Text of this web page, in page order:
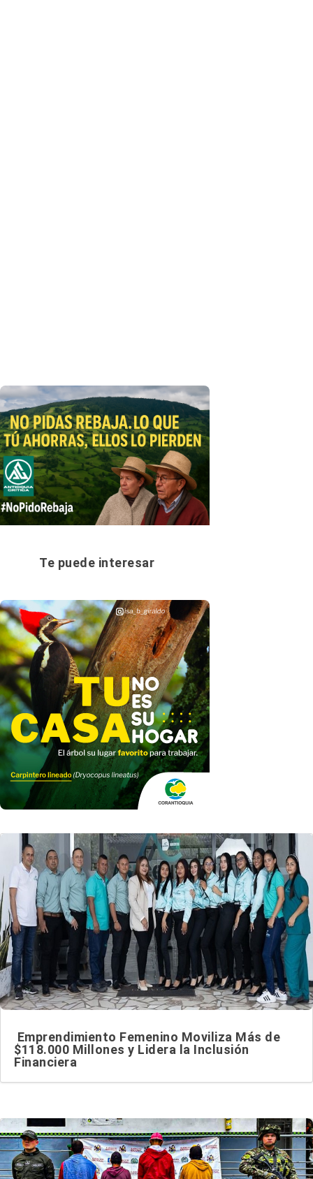
Te puede interesar
Emprendimiento Femenino Moviliza Más de
$118.000 Millones y Lidera la Inclusión
Financiera